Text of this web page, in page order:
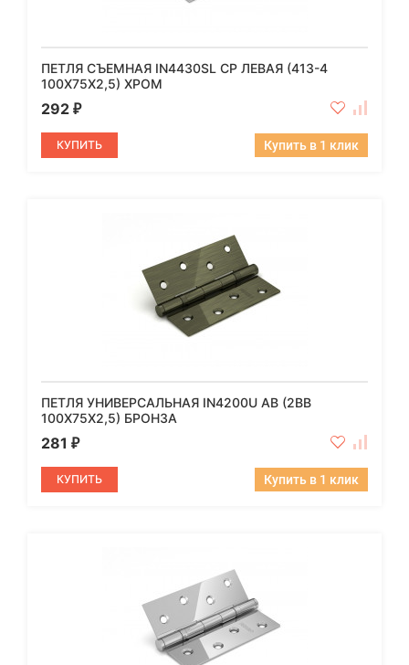
ПЕТЛЯ СЪЕМНАЯ IN4430SL CP ЛЕВАЯ (413-4
100X75X2,5) ХРОМ
292 ₽
КУПИТЬ Купить в 1 клик
ПЕТЛЯ УНИВЕРСАЛЬНАЯ IN4200U AB (2BB
100X75X2,5) БРОНЗА
281 ₽
КУПИТЬ Купить в 1 клик